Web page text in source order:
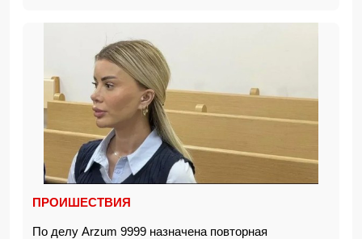
ПРОИШЕСТВИЯ
По делу Arzum 9999 назначена повторная